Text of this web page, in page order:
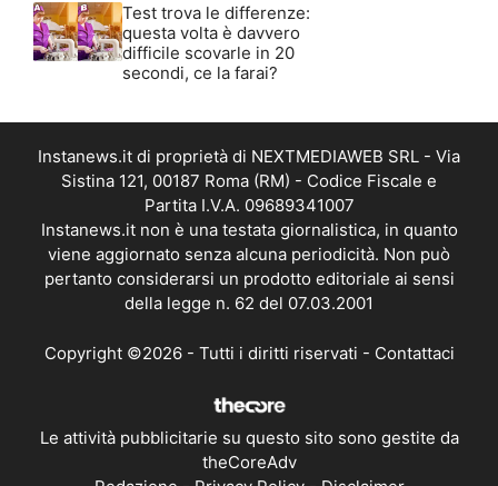
Test trova le differenze:
questa volta è davvero
difficile scovarle in 20
secondi, ce la farai?
Instanews.it di proprietà di NEXTMEDIAWEB SRL - Via
Sistina 121, 00187 Roma (RM) - Codice Fiscale e
Partita I.V.A. 09689341007
Instanews.it non è una testata giornalistica, in quanto
viene aggiornato senza alcuna periodicità. Non può
pertanto considerarsi un prodotto editoriale ai sensi
della legge n. 62 del 07.03.2001
Copyright ©2026 - Tutti i diritti riservati - Contattaci
Le attività pubblicitarie su questo sito sono gestite da
theCoreAdv